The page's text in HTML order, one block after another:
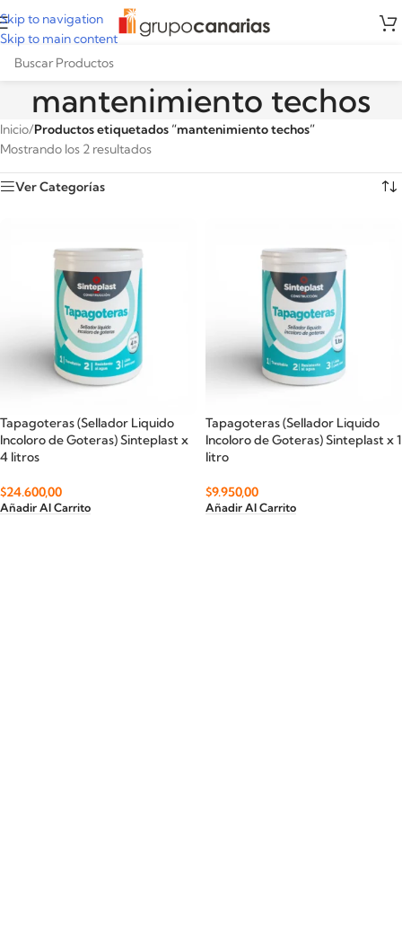
Skip to navigation
Skip to main content
mantenimiento techos
Inicio/Productos etiquetados “mantenimiento techos”
Mostrando los 2 resultados
Ver Categorías
Tapagoteras (Sellador Liquido
Incoloro de Goteras) Sinteplast x
4 litros
$24.600,00
Añadir Al Carrito
Tapagoteras (Sellador Liquido
Incoloro de Goteras) Sinteplast x 1
litro
$9.950,00
Añadir Al Carrito